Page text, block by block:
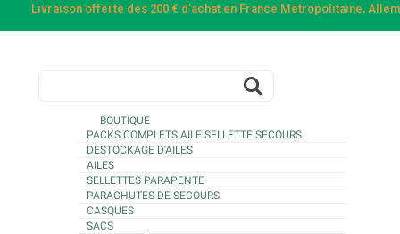
Livraison offerte dès 200 € d'achat en France Métropolitaine,
BOUTIQUE
PACKS COMPLETS AILE SELLETTE SECOURS
DESTOCKAGE D'AILES
AILES
SELLETTES PARAPENTE
PARACHUTES DE SECOURS
CASQUES
SACS